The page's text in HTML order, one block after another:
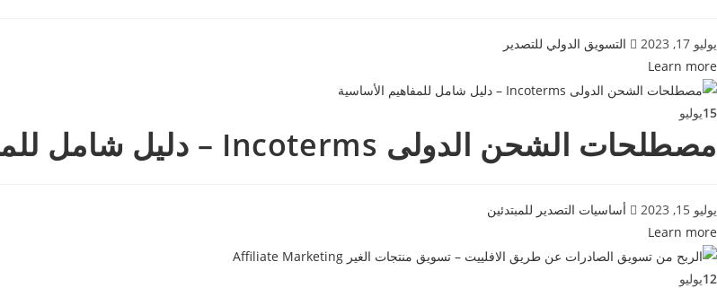
يوليو 17, 2023
التسويق الدولي للتصدير
Learn more
15يوليو
مصطلحات الشحن الدولى Incoterms – دليل شامل للمفاهيم الأساسية
يوليو 15, 2023
أساسيات التصدير للمبتدئين
Learn more
12يوليو